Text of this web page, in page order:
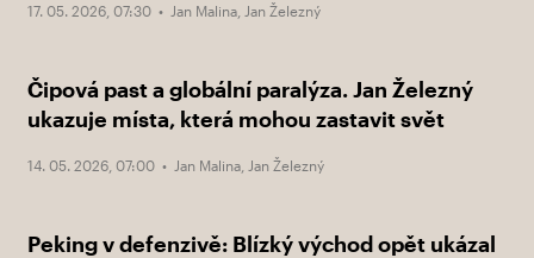
17. 05. 2026, 07:30 • Jan Malina Jan Železný
Čipová past a globální paralýza. Jan Železný
ukazuje místa, která mohou zastavit svět
14. 05. 2026, 07:00 • Jan Malina Jan Železný
Peking v defenzivě: Blízký východ opět ukázal